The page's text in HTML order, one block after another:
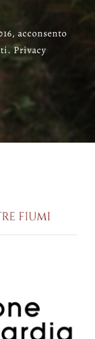
acconsento
Privacy